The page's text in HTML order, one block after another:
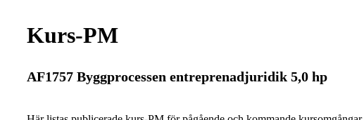
Kurs-PM
AF1757 Byggprocessen entreprenadjuridik 5,0 hp